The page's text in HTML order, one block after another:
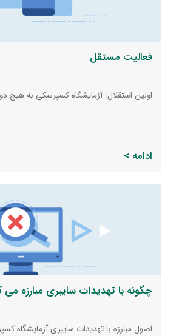
فعالیت مستقل
اولین استقلال: آزمایشگاه کسپرسکی به هیچ
ادامه >
چگونه با تهدیدات سایبری مبارزه می
اصول مبارزه با تهدیدات سایبری آزمایشگاه